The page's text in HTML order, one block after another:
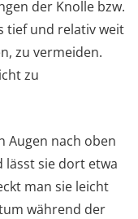
der Knolle bzw.
tief und relativ weit
zu vermeiden.
zu
Augen nach oben
lässt sie dort etwa
man sie leicht
während der